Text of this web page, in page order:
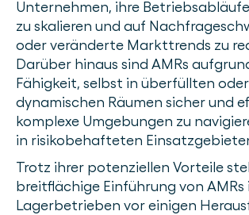
Unternehmen, ihre
zu skalieren und auf
oder veränderte Markttrends zu
Darüber hinaus sind AMRs
Fähigkeit, selbst in überfüllten oder
dynamischen Räumen sicher und
komplexe Umgebungen zu
in risikobehafteten
Trotz ihrer potenziellen Vorteile
breitflächige Einführung von AMRs
Lagerbetrieben vor einigen